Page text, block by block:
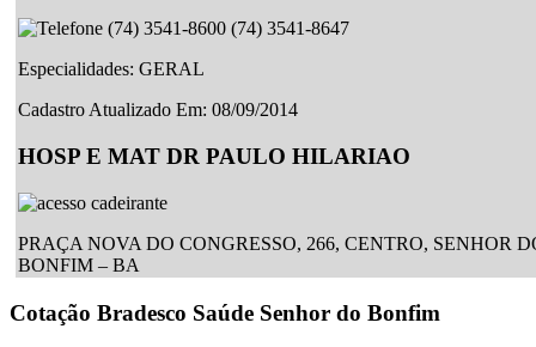
(74) 3541-8600 (74) 3541-8647
Especialidades: GERAL
Cadastro Atualizado Em: 08/09/2014
HOSP E MAT DR PAULO HILARIAO
PRAÇA NOVA DO CONGRESSO, 266, CENTRO, SENHOR
BONFIM – BA
(74)3541-5757
Cotação Bradesco Saúde Senhor do Bonfim